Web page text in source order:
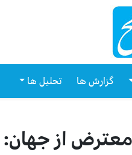
گزارش ها تحلیل ها
از جهان: